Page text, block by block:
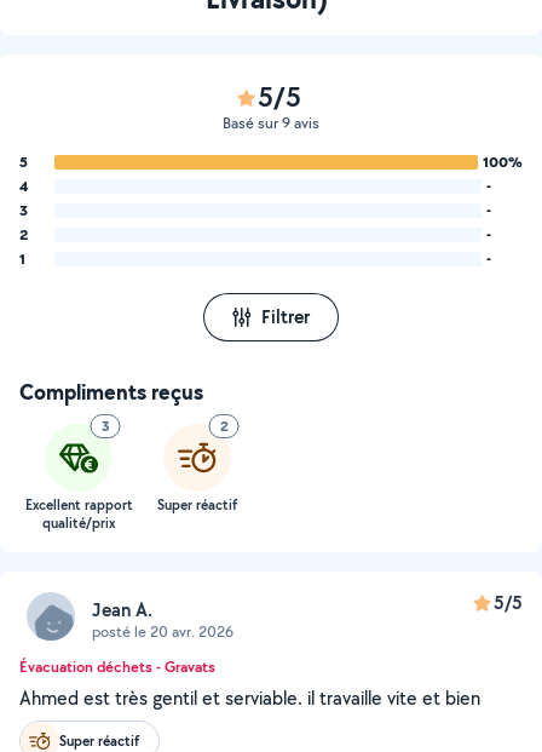
5/5
Basé sur 9 avis
5
100%
4
-
3
-
2
-
1
-
Filtrer
Compliments reçus
3
Excellent rapport
qualité/prix
2
Super réactif
Jean A.
posté le 20 avr. 2026
5/5
Évacuation déchets - Gravats
Ahmed est très gentil et serviable. il travaille vite et bien
Super réactif